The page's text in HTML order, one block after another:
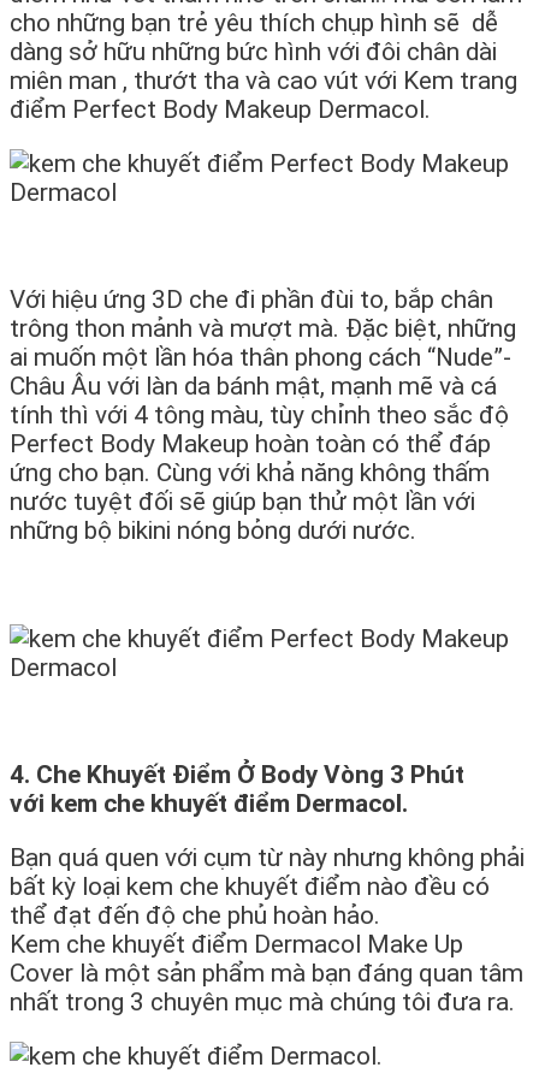
cho những bạn trẻ yêu thích chụp hình sẽ dễ
dàng sở hữu những bức hình với đôi chân dài
miên man , thướt tha và cao vút với Kem trang
điểm Perfect Body Makeup Dermacol.
Với hiệu ứng 3D che đi phần đùi to, bắp chân
trông thon mảnh và mượt mà. Đặc biệt, những
ai muốn một lần hóa thân phong cách “Nude”-
Châu Âu với làn da bánh mật, mạnh mẽ và cá
tính thì với 4 tông màu, tùy chỉnh theo sắc độ
Perfect Body Makeup hoàn toàn có thể đáp
ứng cho bạn. Cùng với khả năng không thấm
nước tuyệt đối sẽ giúp bạn thử một lần với
những bộ bikini nóng bỏng dưới nước.
4. Che Khuyết Điểm Ở Body Vòng 3 Phút
với kem che khuyết điểm Dermacol.
Bạn quá quen với cụm từ này nhưng không phải
bất kỳ loại kem che khuyết điểm nào đều có
thể đạt đến độ che phủ hoàn hảo.
Kem che khuyết điểm Dermacol Make Up
Cover là một sản phẩm mà bạn đáng quan tâm
nhất trong 3 chuyên mục mà chúng tôi đưa ra.